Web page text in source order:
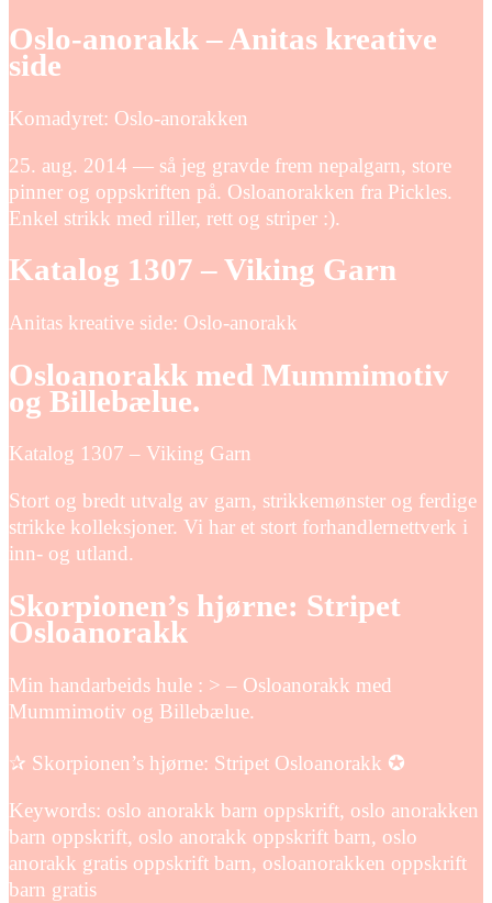
Oslo-anorakk – Anitas kreative
side
Komadyret: Oslo-anorakken
25. aug. 2014 — så jeg gravde frem nepalgarn, store
pinner og oppskriften på. Osloanorakken fra Pickles.
Enkel strikk med riller, rett og striper :).
Katalog 1307 – Viking Garn
Anitas kreative side: Oslo-anorakk
Osloanorakk med Mummimotiv
og Billebælue.
Katalog 1307 – Viking Garn
Stort og bredt utvalg av garn, strikkemønster og ferdige
strikke kolleksjoner. Vi har et stort forhandlernettverk i
inn- og utland.
Skorpionen’s hjørne: Stripet
Osloanorakk
Min handarbeids hule : > – Osloanorakk med
Mummimotiv og Billebælue.
✰ Skorpionen’s hjørne: Stripet Osloanorakk ✪
Keywords: oslo anorakk barn oppskrift, oslo anorakken
barn oppskrift, oslo anorakk oppskrift barn, oslo
anorakk gratis oppskrift barn, osloanorakken oppskrift
barn gratis